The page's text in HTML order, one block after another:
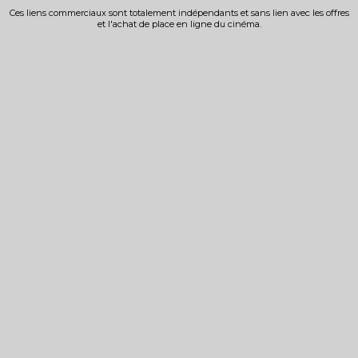
Ces liens commerciaux sont totalement indépendants et sans lien avec les offres
et l'achat de place en ligne du cinéma.